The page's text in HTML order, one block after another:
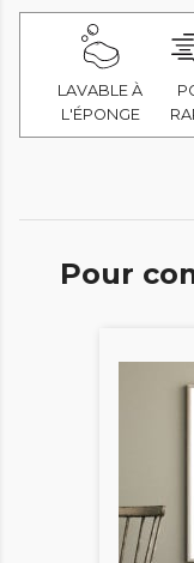
LAVABLE À
L'ÉPONGE
Pour